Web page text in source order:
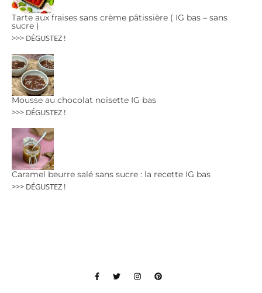
Tarte aux fraises sans crème pâtissière ( IG bas – sans
sucre )
>>> DÉGUSTEZ !
Mousse au chocolat noisette IG bas
>>> DÉGUSTEZ !
Caramel beurre salé sans sucre : la recette IG bas
>>> DÉGUSTEZ !